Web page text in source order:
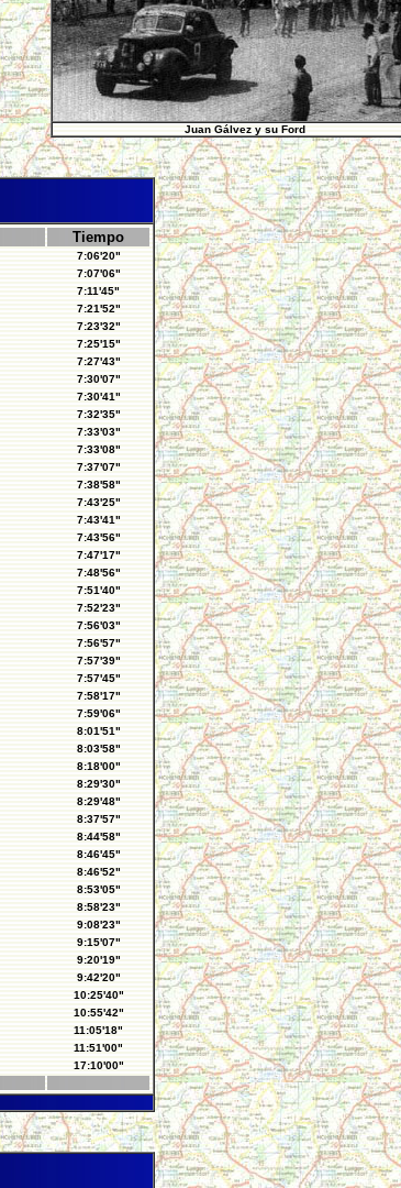
Juan Gálvez y su Ford
Tiempo
7:06'20"
7:07'06"
7:11'45"
7:21'52"
7:23'32"
7:25'15"
7:27'43"
7:30'07"
7:30'41"
7:32'35"
7:33'03"
7:33'08"
7:37'07"
7:38'58"
7:43'25"
7:43'41"
7:43'56"
7:47'17"
7:48'56"
7:51'40"
7:52'23"
7:56'03"
7:56'57"
7:57'39"
7:57'45"
7:58'17"
7:59'06"
8:01'51"
8:03'58"
8:18'00"
8:29'30"
8:29'48"
8:37'57"
8:44'58"
8:46'45"
8:46'52"
8:53'05"
8:58'23"
9:08'23"
9:15'07"
9:20'19"
9:42'20"
10:25'40"
10:55'42"
11:05'18"
11:51'00"
17:10'00"